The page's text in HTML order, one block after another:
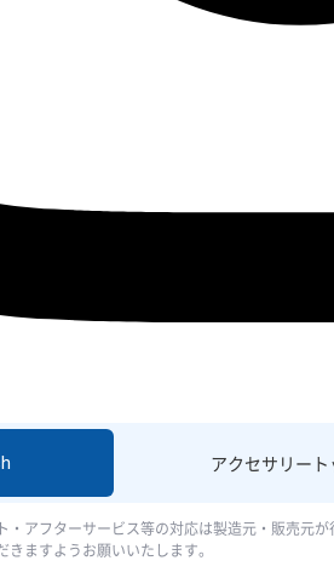
アクセサリー
アフターサービス等の対応は製造元・販売元が
ますようお願いいたします。